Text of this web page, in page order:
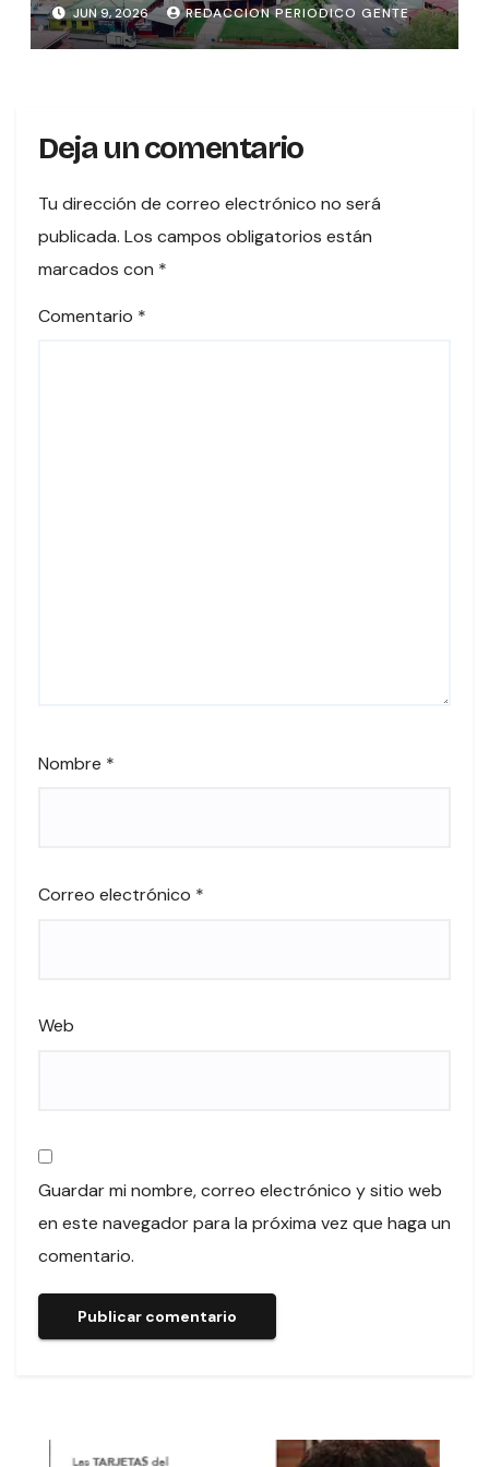
JUN 9, 2026 REDACCION PERIODICO GENTE
Deja un comentario
Tu dirección de correo electrónico no será
publicada. Los campos obligatorios están
marcados con *
Comentario *
Nombre *
Correo electrónico *
Web
Guardar mi nombre, correo electrónico y sitio web
en este navegador para la próxima vez que haga un
comentario.